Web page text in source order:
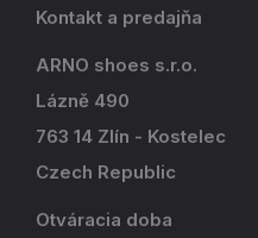
Kontakt a predajňa
ARNO shoes s.r.o.
Lázně 490
763 14 Zlín - Kostelec
Czech Republic
Otváracia doba